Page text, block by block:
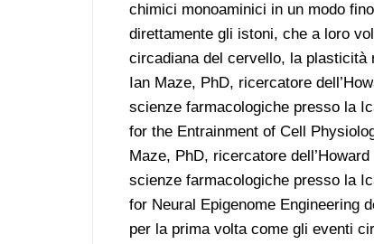
chimici monoaminici in un modo
direttamente gli istoni, che a loro
circadiana del cervello, la plasticità
Ian Maze, PhD, ricercatore
scienze farmacologiche presso la
for the Entrainment of Cell
Maze, PhD, ricercatore
scienze farmacologiche presso la
for Neural Epigenome Engineering
per la prima volta come gli eventi